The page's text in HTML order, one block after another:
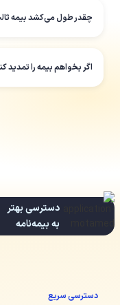
چقدر طول می‌کشد بیمه
اگر بخواهم بیمه را
دسترسی بهتر
به بیمه‌نامه
دسترسی سریع